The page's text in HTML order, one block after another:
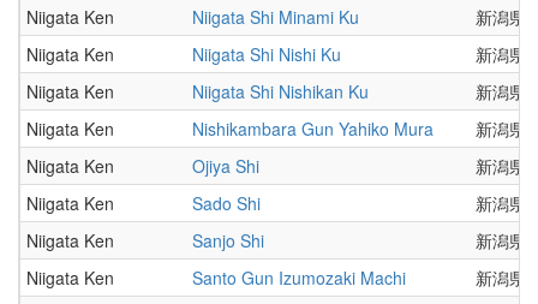
Niigata Ken
Niigata Shi Minami Ku
新潟県
Niigata Ken
Niigata Shi Nishi Ku
新潟県
Niigata Ken
Niigata Shi Nishikan Ku
新潟県
Niigata Ken
Nishikambara Gun Yahiko Mura
新潟県
Niigata Ken
Ojiya Shi
新潟県
Niigata Ken
Sado Shi
新潟県
Niigata Ken
Sanjo Shi
新潟県
Niigata Ken
Santo Gun Izumozaki Machi
新潟県